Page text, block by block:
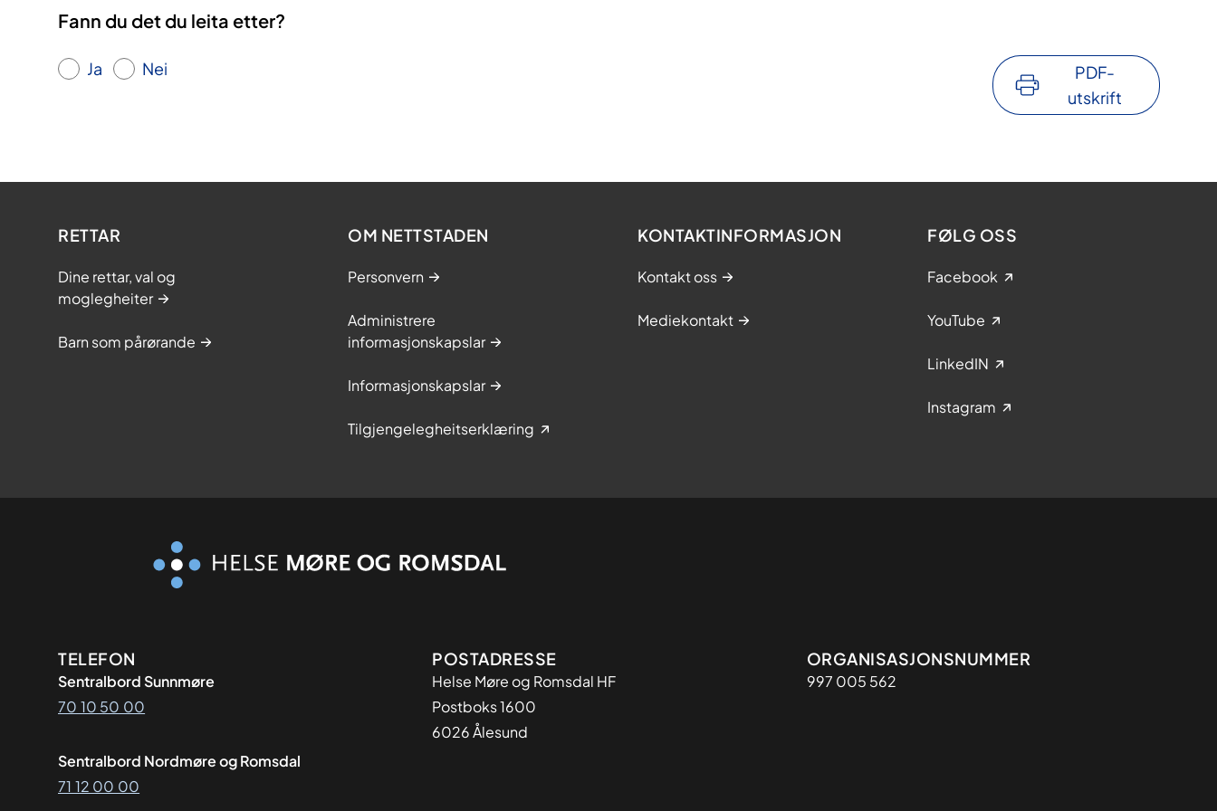
Fann du det du leita etter?
Ja Nei
PDF-
utskrift
RETTAR
Dine rettar, val og
moglegheiter
Barn som pårørande
OM NETTSTADEN
Personvern
Administrere
informasjonskapslar
Informasjonskapslar
Tilgjengelegheitserklæring
KONTAKTINFORMASJON
Kontakt oss
Mediekontakt
FØLG OSS
Facebook
YouTube
LinkedIN
Instagram
Kontaktinformasjon
TELEFON
Sentralbord Sunnmøre
70 10 50 00
Sentralbord Nordmøre og Romsdal
71 12 00 00
Adresse
POSTADRESSE
Helse Møre og Romsdal HF
Postboks 1600
6026 Ålesund
Organisasjon
ORGANISASJONSNUMMER
997 005 562